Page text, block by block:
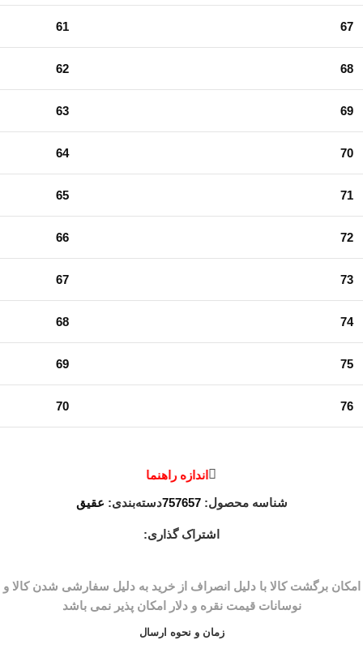
67
61
68
62
69
63
70
64
71
65
72
66
73
67
74
68
75
69
76
70
اندازه راهنما
شناسه محصول:757657دسته‌بندی: عقیق
اشتراک گذاری:
زمان و نحوه ارسال